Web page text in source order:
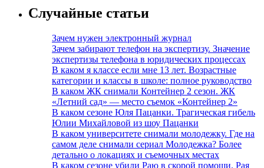
Случайные статьи
Зачем нужен электронный журнал
Зачем забирают телефон на экспертизу. Значение
экспертизы телефона в юридических процессах
В каком я классе если мне 13 лет. Возрастные
категории и классы в школе: полное руководство
В каком ЖК снимали Контейнер 2 сезон. ЖК
«Летний сад» — место съемок «Контейнер 2»
В каком сезоне Юля Пацанки. Трагическая гибель
Юлии Михайловой из шоу Пацанки
В каком университете снимали молодежку. Где на
самом деле снимали сериал Молодежка? Более
детально о локациях и съемочных местах
В каком сезоне убили Раю в скорой помощи. Рая